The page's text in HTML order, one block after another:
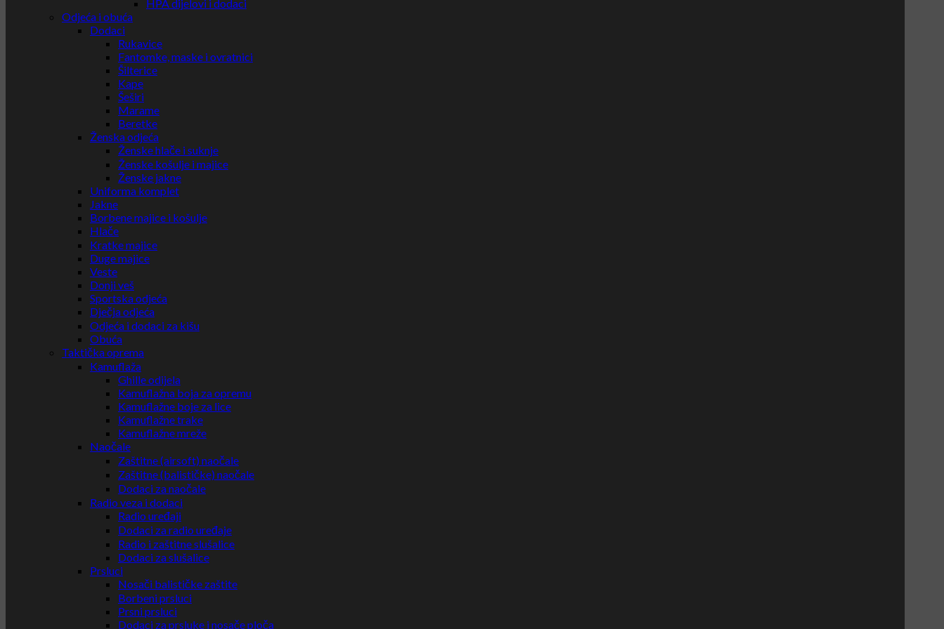
HPA dijelovi i dodaci
Odjeća i obuća
Dodaci
Rukavice
Fantomke, maske i ovratnici
Šilterice
Kape
Šeširi
Marame
Beretke
Ženska odjeća
Ženske hlače i suknje
Ženske košulje i majice
Ženske jakne
Uniforma komplet
Jakne
Borbene majice i košulje
Hlače
Kratke majice
Duge majice
Veste
Donji veš
Sportska odjeća
Dječja odjeća
Odjeća i dodaci za kišu
Obuća
Taktička oprema
Kamuflaža
Ghille odijela
Kamuflažna boja za opremu
Kamuflažne boje za lice
Kamuflažne trake
Kamuflažne mreže
Naočale
Zaštitne (airsoft) naočale
Zaštitne (balističke) naočale
Dodaci za naočale
Radio veza i dodaci
Radio uređaji
Dodaci za radio uređaje
Radio i zaštitne slušalice
Dodaci za slušalice
Prsluci
Nosači balističke zaštite
Borbeni prsluci
Prsni prsluci
Dodaci za prsluke i nosače ploča